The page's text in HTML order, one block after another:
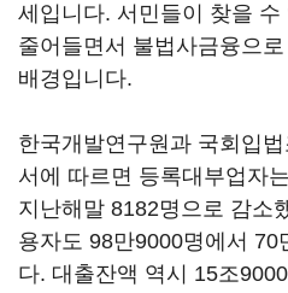
세입니다. 서민들이 찾을
줄어들면서 불법사금융으
배경입니다.
한국개발연구원과 국회입
서에 따르면 등록대부업자
지난해말 8182명으로 감소
용자도 98만9000명에서 70
다. 대출잔액 역시 15조